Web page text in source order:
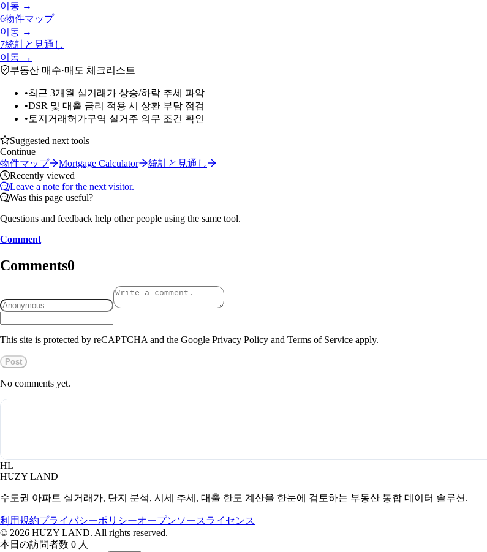
이동 →
6物件マップ
이동 →
7統計と見通し
이동 →
부동산 매수·매도 체크리스트
•최근 3개월 실거래가 상승/하락 추세 파악
•DSR 및 대출 금리 적용 시 상환 부담 점검
• 토지거래허가구역 실거주 의무 조건 확인
Suggested next tools
Continue
物件マップ
Mortgage Calculator
統計と見通し
Recently viewed
Leave a note for the next visitor.
Was this page useful?
Questions and feedback help other people using the same tool.
Comment
Comments0
This site is protected by reCAPTCHA and the Google Privacy Policy and Terms of Service apply.
Post
No comments yet.
HL
HUZY LAND
수도권 아파트 실거래가, 단지 분석, 시세 추세, 대출 한도 계산을 한눈에 검토하는 부동산 통합 데이터 솔루션.
利用規約プライバシーポリシーオープンソースライセンス
© 2026 HUZY LAND. All rights reserved.
本日の訪問者数 0 人